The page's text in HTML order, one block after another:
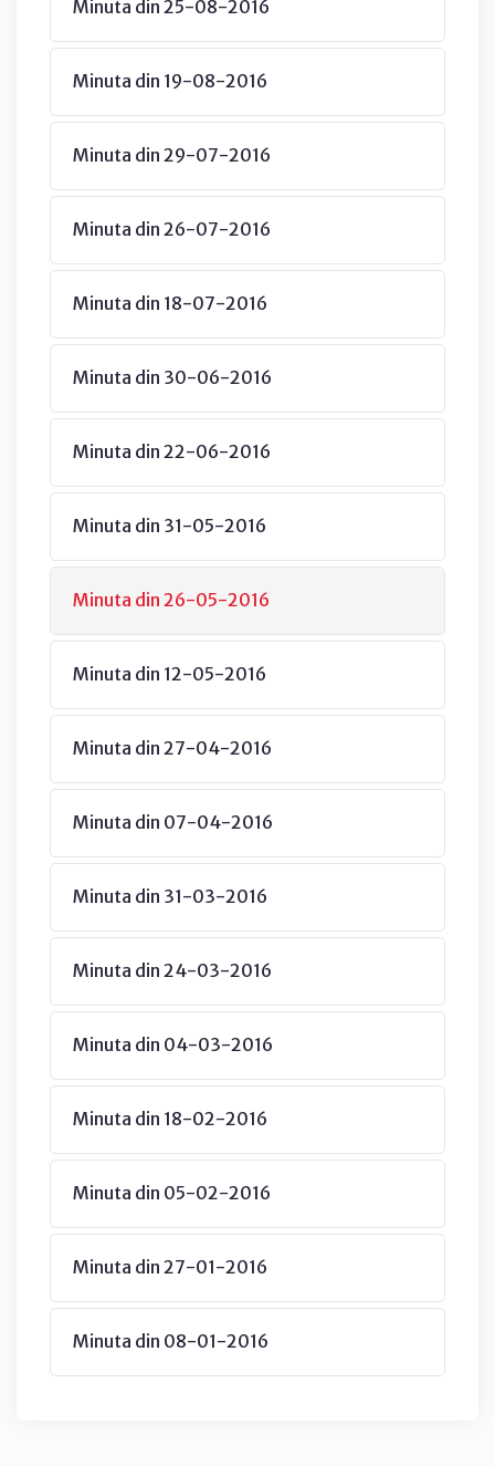
Minuta din 25-08-2016
Minuta din 19-08-2016
Minuta din 29-07-2016
Minuta din 26-07-2016
Minuta din 18-07-2016
Minuta din 30-06-2016
Minuta din 22-06-2016
Minuta din 31-05-2016
Minuta din 26-05-2016
Minuta din 12-05-2016
Minuta din 27-04-2016
Minuta din 07-04-2016
Minuta din 31-03-2016
Minuta din 24-03-2016
Minuta din 04-03-2016
Minuta din 18-02-2016
Minuta din 05-02-2016
Minuta din 27-01-2016
Minuta din 08-01-2016